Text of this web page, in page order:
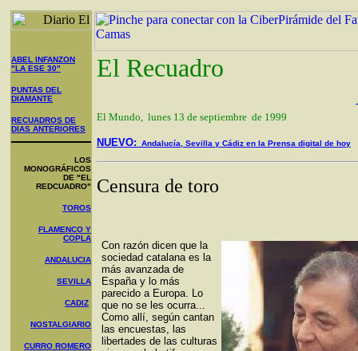
ABEL INFANZON
"LA ESE 30"
PUNTAS DEL
DIAMANTE
RECUADROS DE
DIAS ANTERIORES
LOS
MONOGRÁFICOS
DE "EL
REDCUADRO"
TOROS
FLAMENCO Y
COPLA
ANDALUCIA
SEVILLA
CADIZ
NOSTALGIARIO
CURRO ROMERO
El Recuadro
El Mundo, lunes 13 de septiembre de 1999
NUEVO: Andalucía, Sevilla y Cádiz en la Prensa digital de hoy
Censura de toro
Con razón dicen que la
sociedad catalana es la
más avanzada de
España y lo más
parecido a Europa. Lo
que no se les ocurra...
Como allí, según cantan
las encuestas, las
libertades de las culturas